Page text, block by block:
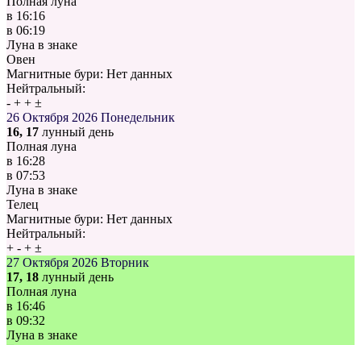
в 16:16
в 06:19
Луна в знаке
Овен
Магнитные бури: Нет данных
Нейтральный:
- + + ±
26 Октября 2026 Понедельник
16, 17 лунный день
Полная луна
в 16:28
в 07:53
Луна в знаке
Телец
Магнитные бури: Нет данных
Нейтральный:
+ - + ±
27 Октября 2026 Вторник
17, 18 лунный день
Полная луна
в 16:46
в 09:32
Луна в знаке